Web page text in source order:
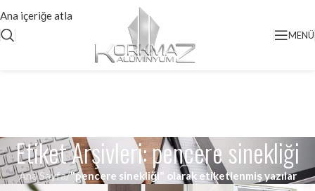
Ana içeriğe atla
MENÜ
Etiket Arşivleri: pencere sinekliği
Ana Sayfa/"pencere sinekliği" olarak etiketlenmiş yazılar